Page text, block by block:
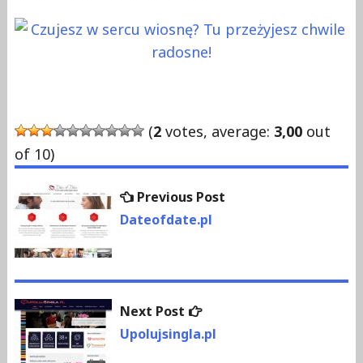
(2votes, average: 3,00out
of 10)
Nawigacja
wpisu
Previous Post
Dateofdate.pl
Next Post
Next
post:
Upolujsingla.pl